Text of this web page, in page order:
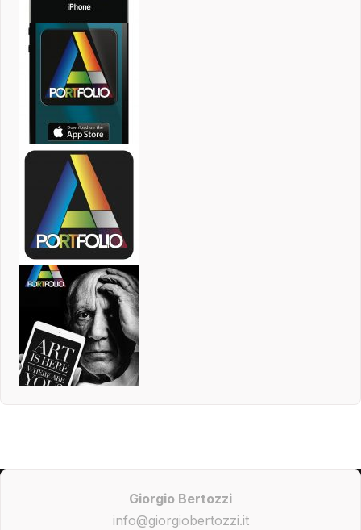
Giorgio Bertozzi
info@giorgiobertozzi.it